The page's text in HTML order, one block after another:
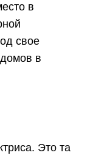
в
свое
в
Это та